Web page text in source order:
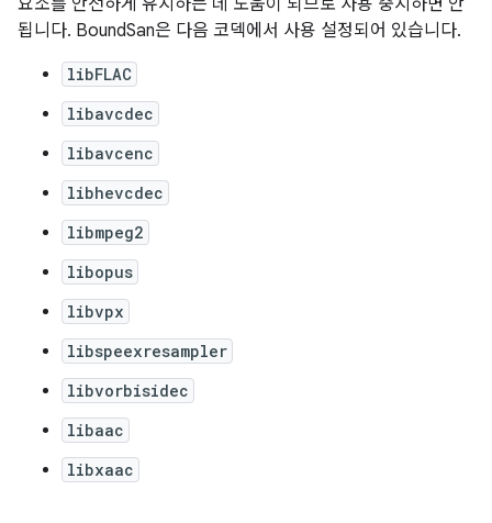
요소를 안전하게 유지하는 데 도움이 되므로 사용 중지하면 안
됩니다. BoundSan은 다음 코덱에서 사용 설정되어 있습니다.
libFLAC
libavcdec
libavcenc
libhevcdec
libmpeg2
libopus
libvpx
libspeexresampler
libvorbisidec
libaac
libxaac